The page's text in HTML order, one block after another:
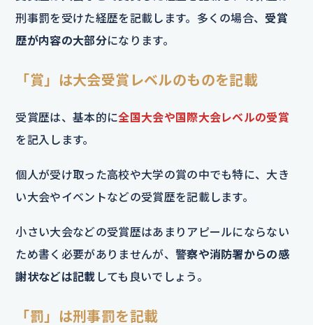
刑事罰を受けた経歴を記載します。多くの場合、 受賞
歴が内容の大部分になります。
「賞」は大会受賞レベルのものを記載
受賞歴は、基本的に全国大会や国際大会レベルの受賞
を記入します。
個人が受け取った高校や大学の賞の中でも特に、大き
い大会やイベントなどの受賞歴を記載します。
小さい大会などの受賞歴はあまりアピールにならない
ため書く必要がありませんが、 警察や消防署からの感
謝状などは記載 しても良いでしょう。
「罰」は刑事罰を記載